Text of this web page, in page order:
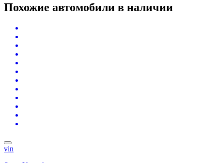
Похожие автомобили в наличии
vin